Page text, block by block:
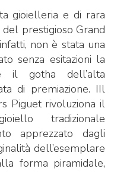
gioielleria e di rara
prestigioso Grand
non è stata una
senza esitazioni la
il gotha dell’alta
di premiazione. IIl
Piguet rivoluziona il
tradizionale
apprezzato dagli
dell’esemplare
forma piramidale,